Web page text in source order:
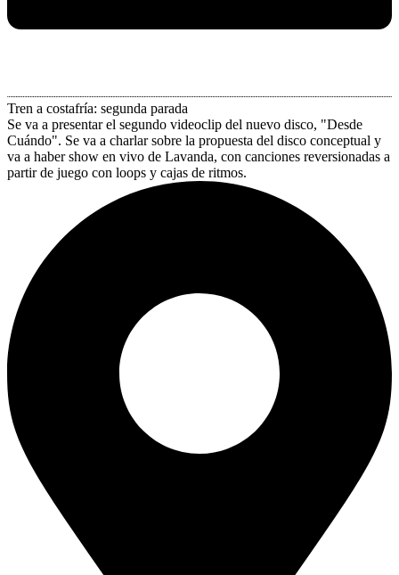
Tren a costafría: segunda parada
Se va a presentar el segundo videoclip del nuevo disco, "Desde
Cuándo". Se va a charlar sobre la propuesta del disco conceptual y
va a haber show en vivo de Lavanda, con canciones reversionadas a
partir de juego con loops y cajas de ritmos.